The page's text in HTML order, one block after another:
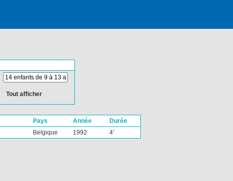
Tout afficher
Pays Année
Durée
Belgique 1992 4'